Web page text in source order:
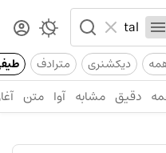
دیکشنری مترادف
دقیق مشابه آوا متن